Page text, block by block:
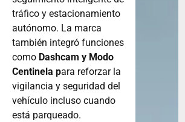
tráfico y estacionamiento
autónomo. La marca
también integró funciones
como Dashcam y Modo
Centinela para reforzar la
vigilancia y seguridad del
vehículo incluso cuando
está parqueado.